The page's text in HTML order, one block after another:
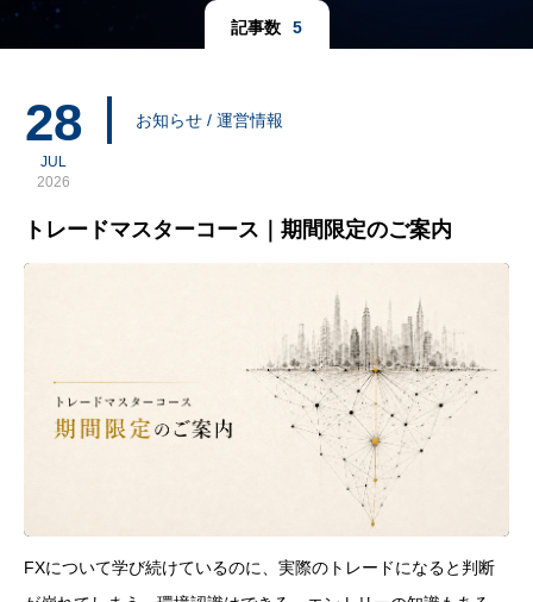
記事数 5
28
JUL
2026
お知らせ / 運営情報
トレードマスターコース｜期間限定のご案内
FXについて学び続けているのに、実際のトレードになると判断